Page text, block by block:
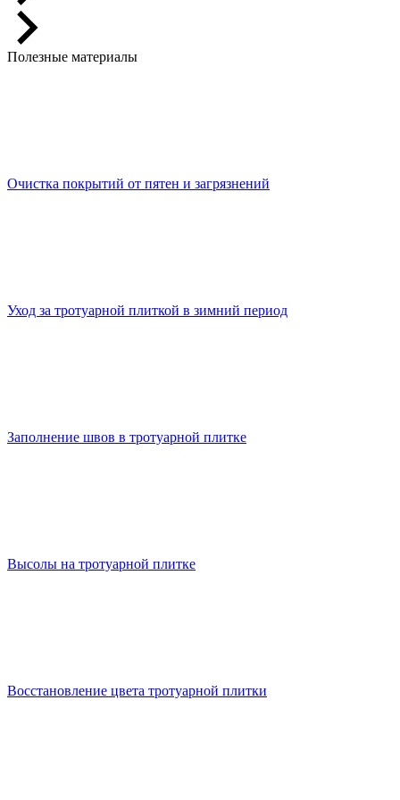
Полезные материалы
Очистка покрытий от пятен и загрязнений
Уход за тротуарной плиткой в зимний период
Заполнение швов в тротуарной плитке
Высолы на тротуарной плитке
Восстановление цвета тротуарной плитки